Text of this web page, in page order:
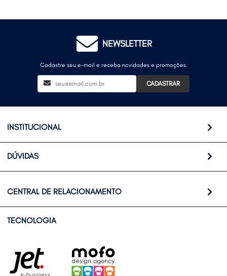
NEWSLETTER
Cadastre seu e-mail e receba novidades e promoções.
CADASTRAR
INSTITUCIONAL
DÚVIDAS
CENTRAL DE RELACIONAMENTO
TECNOLOGIA